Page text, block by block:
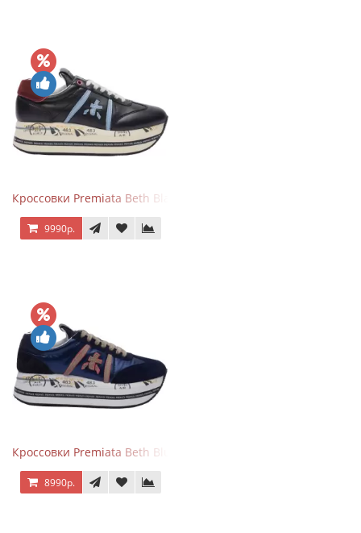
Кроссовки Premiata Beth Black Blue
9990р.
Кроссовки Premiata Beth Blue White
8990р.